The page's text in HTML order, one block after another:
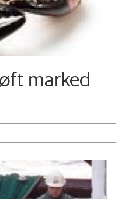
marked